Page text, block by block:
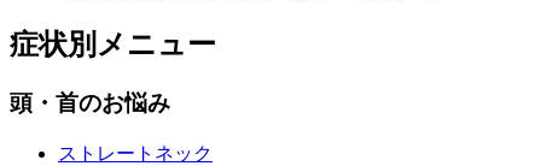
症状別メニュー
頭・首のお悩み
ストレートネック